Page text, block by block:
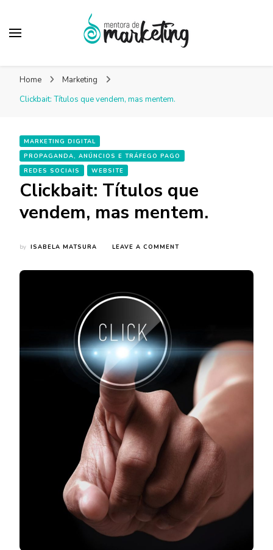
Marketing – Blog
Marketing Facilitado
Home
Marketing
Clickbait: Títulos que vendem, mas mentem.
MARKETING DIGITAL
PROPAGANDA, ANÚNCIOS E TRÁFEGO PAGO
REDES SOCIAIS
WEBSITE
Clickbait: Títulos que
vendem, mas mentem.
by ISABELA MATSURA LEAVE A COMMENTON